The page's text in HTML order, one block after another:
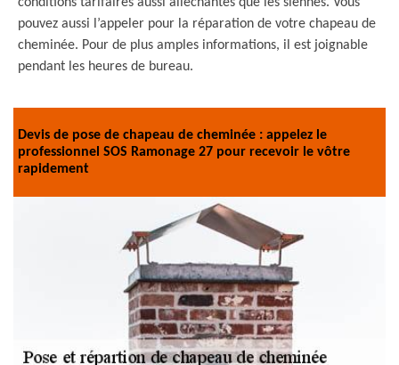
pouvez aussi l’appeler pour la réparation de votre chapeau de
cheminée. Pour de plus amples informations, il est joignable
pendant les heures de bureau.
Devis de pose de chapeau de cheminée : appelez le
professionnel SOS Ramonage 27 pour recevoir le vôtre
rapidement